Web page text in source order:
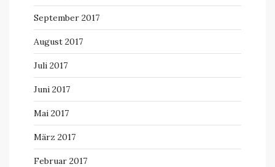
September 2017
August 2017
Juli 2017
Juni 2017
Mai 2017
März 2017
Februar 2017